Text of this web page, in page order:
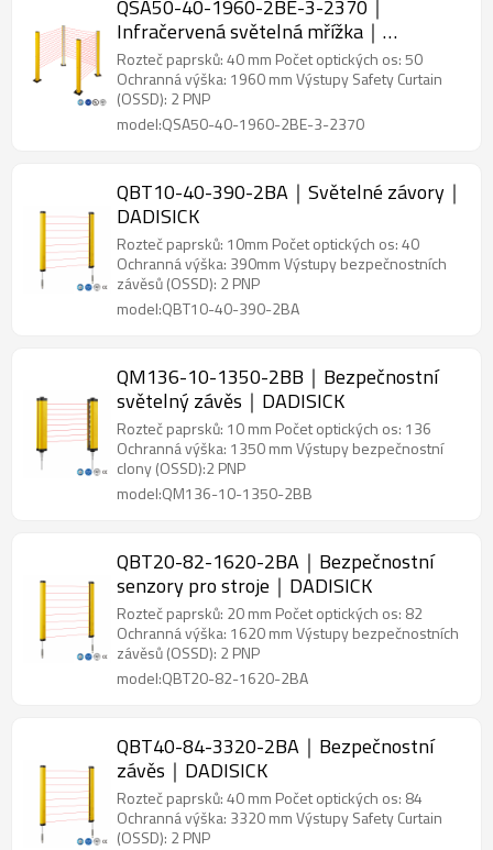
QSA50-40-1960-2BE-3-2370｜
Infračervená světelná mřížka｜
DADISICK
Rozteč paprsků: 40 mm Počet optických os: 50
Ochranná výška: 1960 mm Výstupy Safety Curtain
(OSSD): 2 PNP
model:QSA50-40-1960-2BE-3-2370
QBT10-40-390-2BA｜Světelné závory｜
DADISICK
Rozteč paprsků: 10mm Počet optických os: 40
Ochranná výška: 390mm Výstupy bezpečnostních
závěsů (OSSD): 2 PNP
model:QBT10-40-390-2BA
QM136-10-1350-2BB｜Bezpečnostní
světelný závěs｜DADISICK
Rozteč paprsků: 10 mm Počet optických os: 136
Ochranná výška: 1350 mm Výstupy bezpečnostní
clony (OSSD):2 PNP
model:QM136-10-1350-2BB
QBT20-82-1620-2BA｜Bezpečnostní
senzory pro stroje｜DADISICK
Rozteč paprsků: 20 mm Počet optických os: 82
Ochranná výška: 1620 mm Výstupy bezpečnostních
závěsů (OSSD): 2 PNP
model:QBT20-82-1620-2BA
QBT40-84-3320-2BA｜Bezpečnostní
závěs｜DADISICK
Rozteč paprsků: 40 mm Počet optických os: 84
Ochranná výška: 3320 mm Výstupy Safety Curtain
(OSSD): 2 PNP